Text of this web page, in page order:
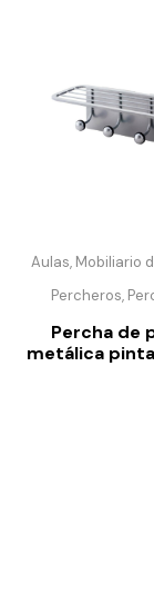
Aulas, Mobiliario
Percheros,
Percha de
metálica